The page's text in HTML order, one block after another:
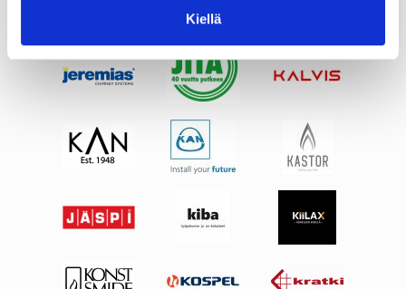
Kiellä